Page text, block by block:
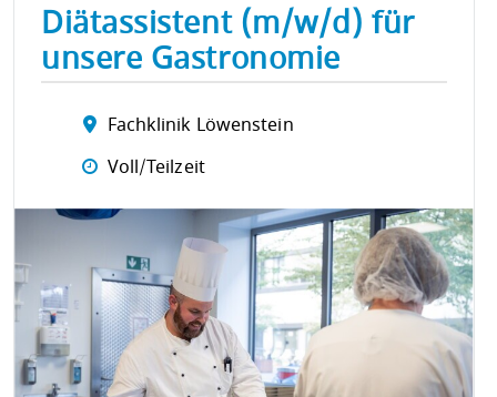
Diätassistent (m/w/d) für
unsere Gastronomie
Fachklinik Löwenstein
Voll/Teilzeit